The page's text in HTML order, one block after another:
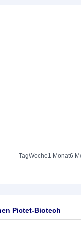
TagWoche1 Monat6
Pictet-Biotech